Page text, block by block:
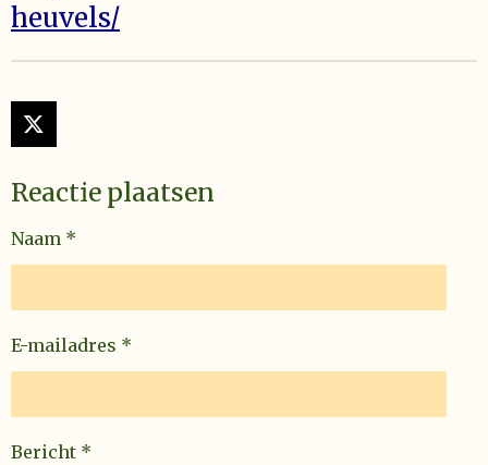
heuvels/
X
Reactie plaatsen
Naam *
E-mailadres *
Bericht *